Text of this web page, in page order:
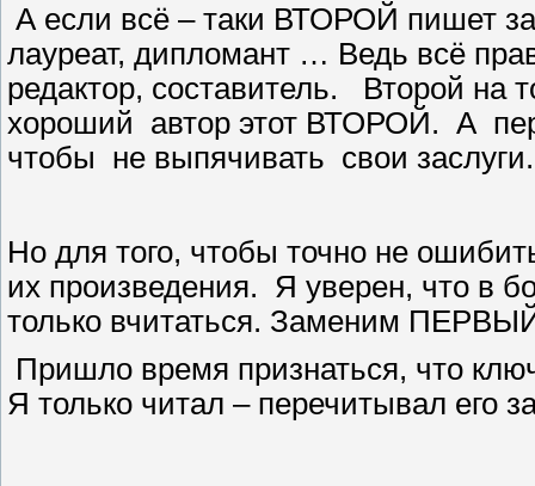
А если всё – таки ВТОРОЙ пишет
лауреат, дипломант … Ведь всё
редактор, составитель.
Второй на
хороший
автор этот ВТОРОЙ. А
чтобы
не выпячивать свои
Но для того, чтобы точно не
их произведения.
Я уверен, что в
только вчитаться. Заменим
Пришло время признаться, что
Я только читал – перечитывал его